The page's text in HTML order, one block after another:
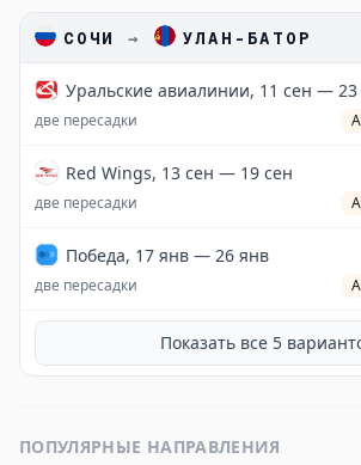
СОЧИ → УЛАН-БАТОР
Уральские авиалинии, 11 сен — 23
две пересадки
Red Wings, 13 сен — 19 сен
две пересадки
Победа, 17 янв — 26 янв
две пересадки
Показать все 5
ПОПУЛЯРНЫЕ НАПРАВЛЕНИЯ